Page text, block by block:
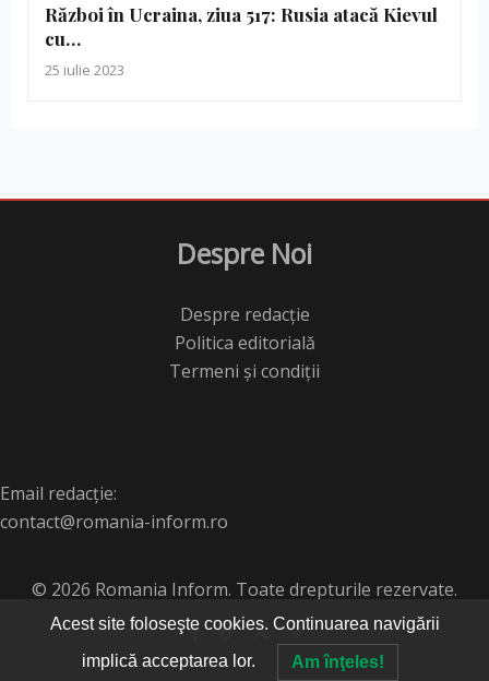
Război în Ucraina, ziua 517: Rusia atacă Kievul
cu…
25 iulie 2023
Despre Noi
Despre redacție
Politica editorială
Termeni și condiții
Email redacție:
contact@romania-inform.ro
© 2026 Romania Inform. Toate drepturile rezervate.
Acest site foloseşte cookies. Continuarea navigării
implică acceptarea lor. Am înţeles!